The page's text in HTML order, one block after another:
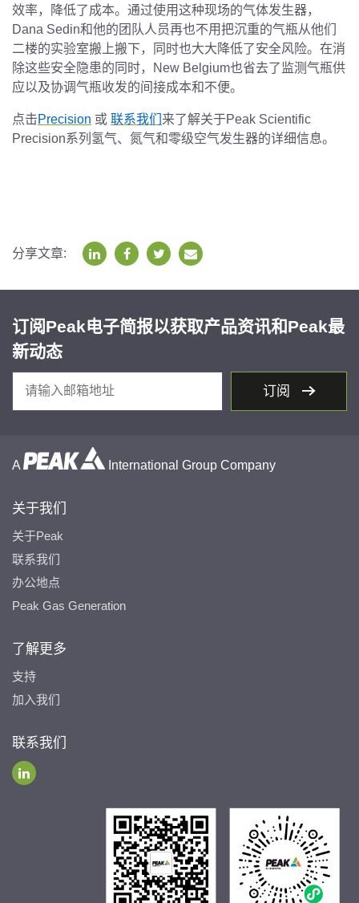
效率，降低了成本。通过使用这种现场的气体发生器，
Dana Sedin和他的团队人员再也不用把沉重的气瓶从他们
二楼的实验室搬上搬下，同时也大大降低了安全风险。在消
除这些安全隐患的同时，New Belgium也省去了监测气瓶供
应以及协调气瓶收发的间接成本和不便。
点击Precision 或 联系我们 来了解关于Peak Scientific
Precision系列氢气、氮气和零级空气发生器的详细信息。
分享文章:
订阅Peak电子简报以获取产品资讯和Peak最
新动态
订阅
A International Group Company
关于我们
关于Peak
联系我们
办公地点
Peak Gas Generation
了解更多
支持
加入我们
联系我们